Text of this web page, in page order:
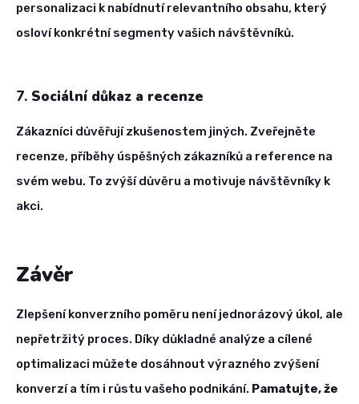
personalizaci k nabídnutí relevantního obsahu, který
osloví konkrétní segmenty vašich návštěvníků.
7. Sociální důkaz a recenze
Zákazníci důvěřují zkušenostem jiných. Zveřejněte
recenze, příběhy úspěšných zákazníků a reference na
svém webu. To zvýší důvěru a motivuje návštěvníky k
akci.
Závěr
Zlepšení konverzního poměru není jednorázový úkol, ale
nepřetržitý proces. Díky důkladné analýze a cílené
optimalizaci můžete dosáhnout výrazného zvýšení
konverzí a tím i růstu vašeho podnikání. Pamatujte, že